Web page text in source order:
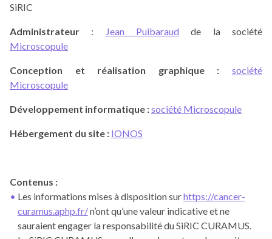
SiRIC
Administrateur : Jean Puibaraud de la société
Microscopule
Conception et réalisation graphique : société
Microscopule
Développement informatique :société Microscopule
Hébergement du site : IONOS
Contenus :
Les informations mises à disposition surhttps://cancer-
curamus.aphp.fr/n’ont qu’une valeur indicative et ne
sauraient engager la responsabilité du SiRIC CURAMUS.